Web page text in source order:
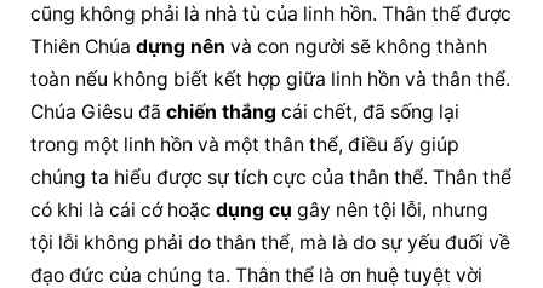
cũng không phải là nhà tù của linh hồn. Thân thể
Thiên Chúa dựng nên và con người sẽ không thành
Chúa Giêsu đã chiến thắng cái chết, đã sống lại
trong một linh hồn và một thân thể, điều ấy giúp
chúng ta hiểu được sự tích cực của thân thể. Thân thể
có khi là cái cớ hoặc dụng cụ gây nên tội lỗi, nhưng
tội lỗi không phải do thân thể, mà là do sự yếu đuối về
đạo đức của chúng ta. Thân thể là ơn huệ tuyệt vời